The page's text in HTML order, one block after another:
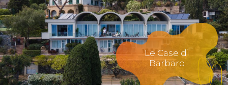
Le Case di
Barbaro